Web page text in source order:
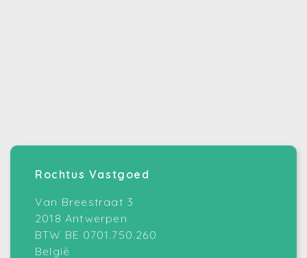
Rochtus Vastgoed
Van Breestraat 3
2018 Antwerpen
BTW BE 0701.750.260
België